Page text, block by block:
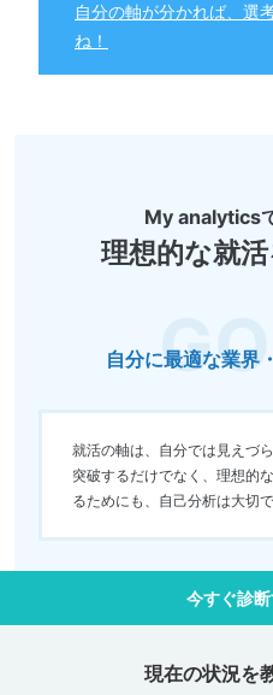
自分の軸が分かれば、選
ね！
My analytics
理想的な就
自分に最適な業界
就活の軸は、自分では見えづ
突破するだけでなく、理想的
るためにも、自己分析は大切で
今すぐ診
現在の状況を